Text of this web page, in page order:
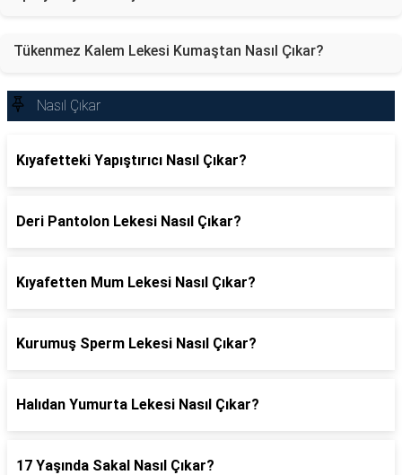
Tükenmez Kalem Lekesi Kumaştan Nasıl Çıkar?
Nasıl Çıkar
Kıyafetteki Yapıştırıcı Nasıl Çıkar?
Deri Pantolon Lekesi Nasıl Çıkar?
Kıyafetten Mum Lekesi Nasıl Çıkar?
Kurumuş Sperm Lekesi Nasıl Çıkar?
Halıdan Yumurta Lekesi Nasıl Çıkar?
17 Yaşında Sakal Nasıl Çıkar?